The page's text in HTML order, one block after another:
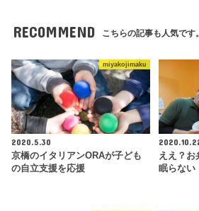
RECOMMEND こちらの記事も人気です。
miyakojimaku
2020.5.30
京橋のイタリアンORAが子ども
の自立支援を応援
ええ？お
眠らない